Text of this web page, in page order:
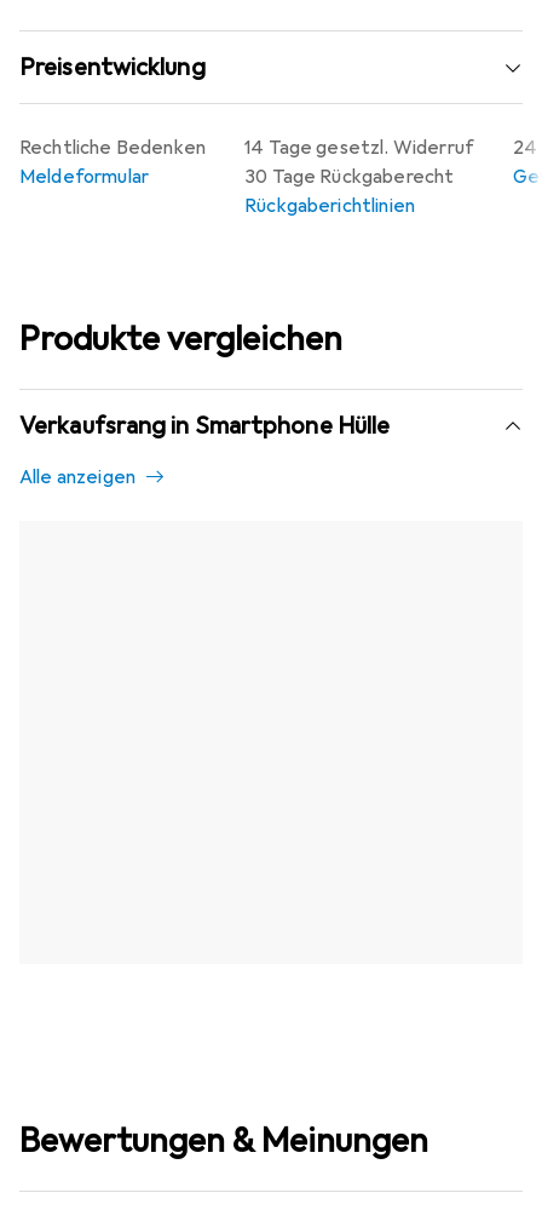
Preisentwicklung
14 Tage gesetzl. Widerruf
30 Tage Rückgaberecht
Rückgaberichtlinien
24
Rechtliche Bedenken
Meldeformular
Produkte vergleichen
Verkaufsrang in Smartphone Hülle
Alle anzeigen
Bewertungen & Meinungen